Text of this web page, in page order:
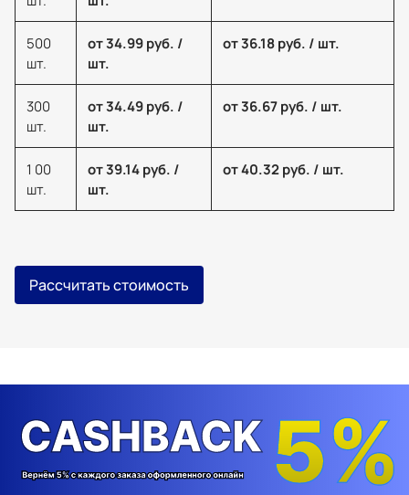
500
шт.
от 34.99 руб. /
шт.
от 36.18 руб. / шт.
300
шт.
от 34.49 руб. /
шт.
от 36.67 руб. / шт.
1 00
шт.
от 39.14 руб. /
шт.
от 40.32 руб. / шт.
Рассчитать стоимость